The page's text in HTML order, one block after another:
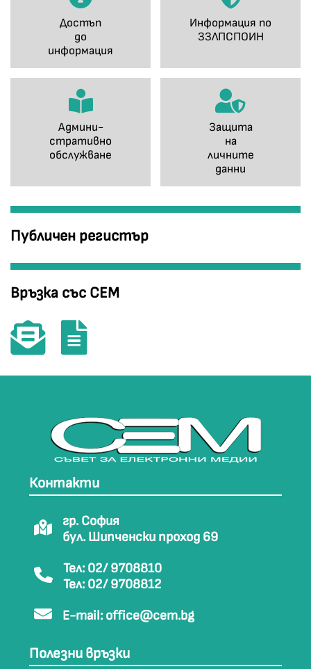
Достъп
до
информация
Информация по
ЗЗЛПСПОИН
Админи-
стративно
обслужване
Защита
на
личните
данни
Публичен регистър
Връзка със СЕМ
Контакти
гр. София
бул. Шипченски проход 69
Тел: 02/ 9708810
Тел: 02/ 9708812
E-mail: office@cem.bg
Полезни връзки